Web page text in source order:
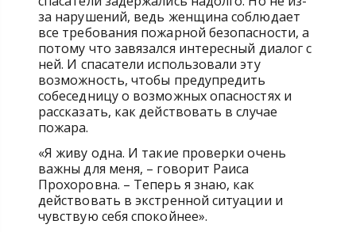
за нарушений, ведь женщина соблюдает
все требования пожарной безопасности, а
потому что завязался интересный диалог с
ней. И спасатели использовали эту
возможность, чтобы предупредить
собеседницу о возможных опасностях и
рассказать, как действовать в случае
пожара.
«Я живу одна. И такие проверки очень
важны для меня, – говорит Раиса
Прохоровна. – Теперь я знаю, как
действовать в экстренной ситуации и
чувствую себя спокойнее».